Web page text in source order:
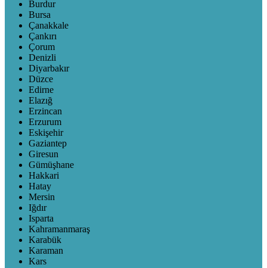
Burdur
Bursa
Çanakkale
Çankırı
Çorum
Denizli
Diyarbakır
Düzce
Edirne
Elazığ
Erzincan
Erzurum
Eskişehir
Gaziantep
Giresun
Gümüşhane
Hakkari
Hatay
Mersin
Iğdır
Isparta
Kahramanmaraş
Karabük
Karaman
Kars